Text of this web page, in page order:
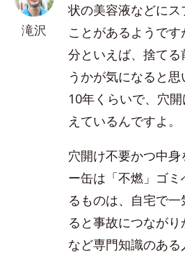
滝沢
状の美容液などに
ことがあるようで
分といえば、捨て
うかが気になると
10年くらいで、穴
えているんですよ。
穴開け不要かつ中
ー缶は「不燃」ゴ
るものは、自宅で
ると事故につなが
など専門知識のある